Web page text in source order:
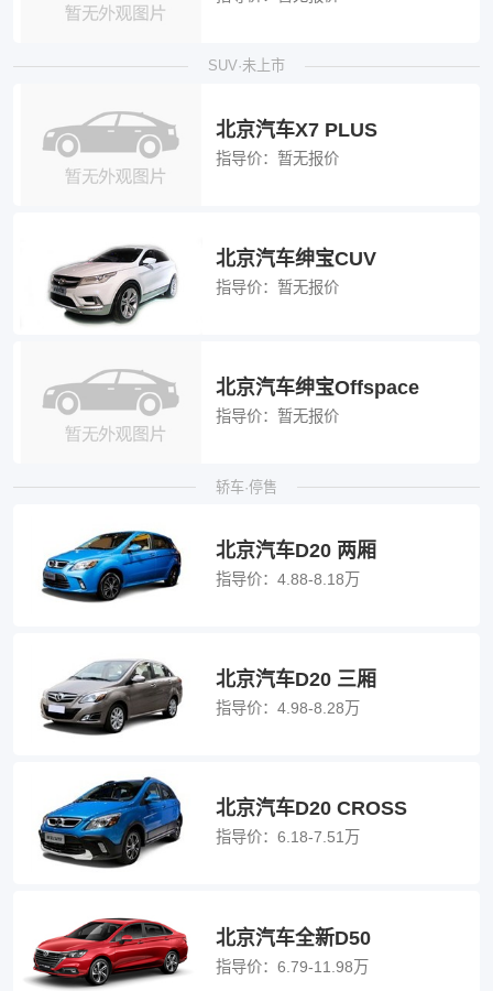
SUV·未上市
北京汽车X7 PLUS
指导价： 暂无报价
北京汽车绅宝CUV
指导价： 暂无报价
北京汽车绅宝Offspace
指导价： 暂无报价
轿车·停售
北京汽车D20 两厢
指导价： 4.88-8.18万
北京汽车D20 三厢
指导价： 4.98-8.28万
北京汽车D20 CROSS
指导价： 6.18-7.51万
北京汽车全新D50
指导价： 6.79-11.98万